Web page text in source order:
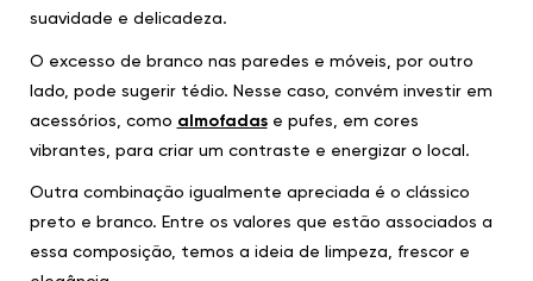
suavidade e delicadeza.
O excesso de branco nas paredes e móveis, por outro
lado, pode sugerir tédio. Nesse caso, convém investir em
acessórios, como almofadase pufes, em cores
vibrantes, para criar um contraste e energizar o local.
Outra combinação igualmente apreciada é o clássico
preto e branco. Entre os valores que estão associados a
essa composição, temos a ideia de limpeza, frescor e